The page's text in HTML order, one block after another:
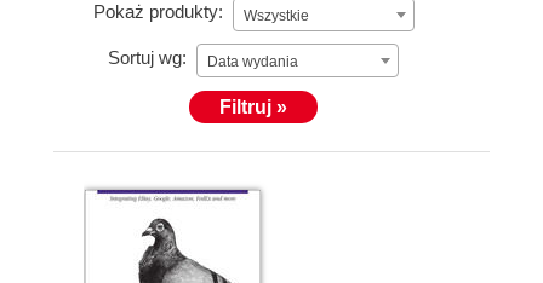
Pokaż produkty: Wszystkie
Sortuj wg: Data wydania
Filtruj »